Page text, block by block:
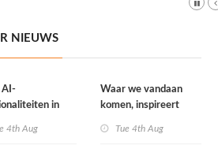
NIEUWS
AI-
in
4th Aug
Waar we vandaan
komen, inspireert
Tue 4th Aug